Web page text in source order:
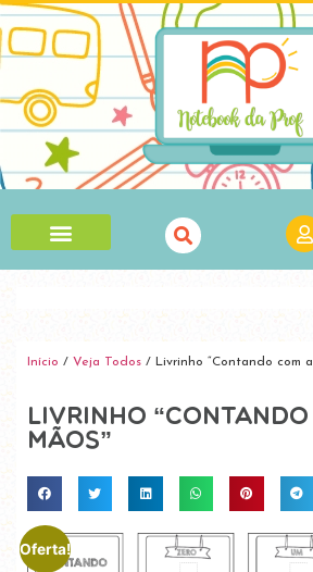
Início / Veja Todos / Livrinho “Contando com
Livrinho “Contando
Mãos”
Oferta!